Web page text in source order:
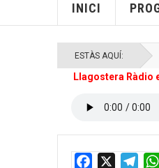
INICI
ESTÀS AQUÍ:
Llagostera Ràdio